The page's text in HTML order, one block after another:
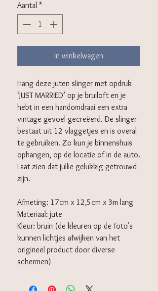
Aantal *
In winkelwagen
Hang deze juten slinger met opdruk
‘JUST MARRIED’ op je bruiloft en je
hebt in een handomdraai een extra
vintage gevoel gecreëerd. De slinger
bestaat uit 12 vlaggetjes en is overal
te gebruiken. Zo kun je binnenshuis
ophangen, op de locatie of in de auto.
Laat zien dat jullie gelukkig getrouwd
zijn.
Afmeting: 17cm x 12,5cm x 3m lang
Materiaal: jute
Kleur: bruin (de kleuren op de foto's
kunnen lichtjes afwijken van het
origineel product door diverse
schermen)